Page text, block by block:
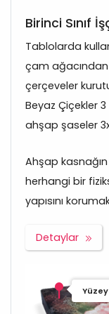
Birinci Sınıf
Tablolarda
çam
çerçeveler
Beyaz Çiçekler
ahşap şaseler
Ahşap
herhangi bir
yapısını
Detaylar